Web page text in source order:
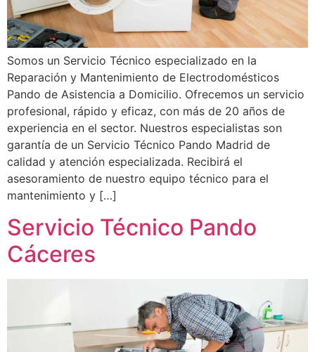
Somos un Servicio Técnico especializado en la
Reparación y Mantenimiento de Electrodomésticos
Pando de Asistencia a Domicilio. Ofrecemos un servicio
profesional, rápido y eficaz, con más de 20 años de
experiencia en el sector. Nuestros especialistas son
garantía de un Servicio Técnico Pando Madrid de
calidad y atención especializada. Recibirá el
asesoramiento de nuestro equipo técnico para el
mantenimiento y […]
Servicio Técnico Pando
Cáceres